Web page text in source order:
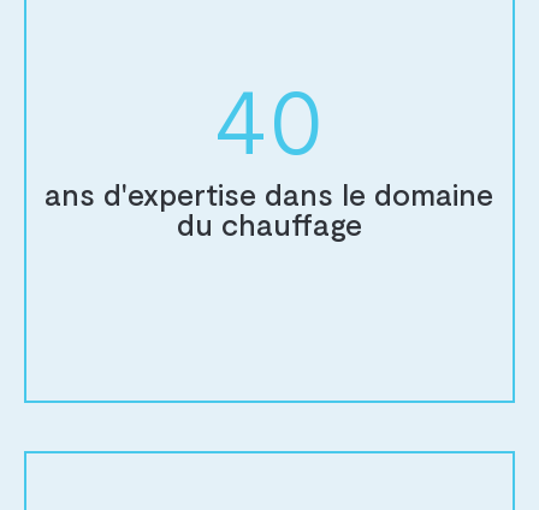
40
ans d'expertise dans le domaine
du chauffage
QUI SOMMES-NOUS ?
POÊLES
CHEMINÉES & INSERTS